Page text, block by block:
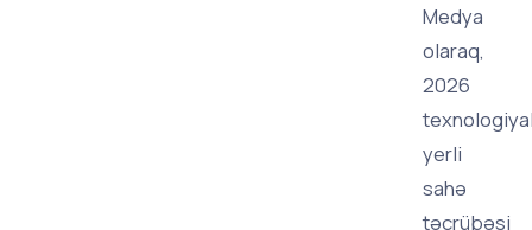
Medya
olaraq,
2026
yerli
sahə
təcrübəsi